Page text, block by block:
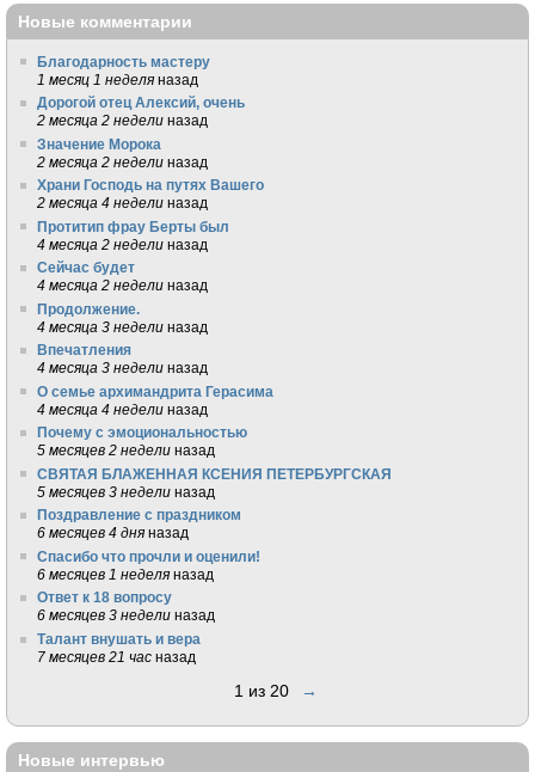
Новые комментарии
Благодарность мастеру
1 месяц 1 неделя назад
Дорогой отец Алексий, очень
2 месяца 2 недели назад
Значение Морока
2 месяца 2 недели назад
Храни Господь на путях Вашего
2 месяца 4 недели назад
Протитип фрау Берты был
4 месяца 2 недели назад
Сейчас будет
4 месяца 2 недели назад
Продолжение.
4 месяца 3 недели назад
Впечатления
4 месяца 3 недели назад
О семье архимандрита Герасима
4 месяца 4 недели назад
Почему с эмоциональностью
5 месяцев 2 недели назад
СВЯТАЯ БЛАЖЕННАЯ КСЕНИЯ ПЕТЕРБУРГСКАЯ
5 месяцев 3 недели назад
Поздравление с праздником
6 месяцев 4 дня назад
Спасибо что прочли и оценили!
6 месяцев 1 неделя назад
Ответ к 18 вопросу
6 месяцев 3 недели назад
Талант внушать и вера
7 месяцев 21 час назад
1 из 20 →
Новые интервью